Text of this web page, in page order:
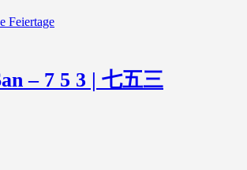
Feiertage
– 7 5 3 | 七五三